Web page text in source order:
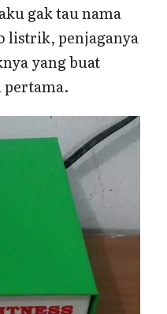
gak tau nama
listrik, penjaganya
yang buat
pertama.